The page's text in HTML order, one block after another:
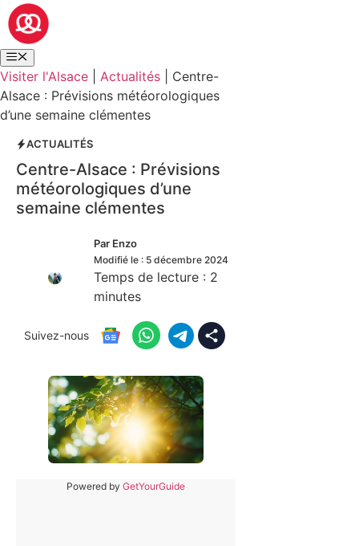
Visiter l'Alsace Actualités
Centre-
Alsace : Prévisions météorologiques
d’une semaine clémentes
ACTUALITÉS
Centre-Alsace : Prévisions
météorologiques d’une
semaine clémentes
Par Enzo
Modifié le : 5 décembre 2024
Temps de lecture : 2
minutes
Suivez-nous
Powered by GetYourGuide